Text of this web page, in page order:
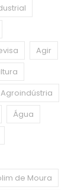
Agir
Agroindústria
Água
de Moura